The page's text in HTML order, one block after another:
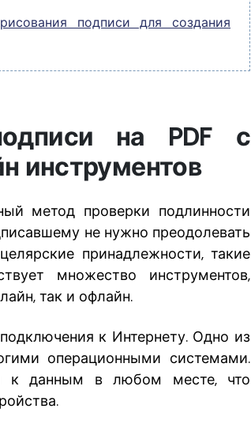
подписи для создания
на PDF с
инструментов
метод проверки подлинности
не нужно преодолевать
принадлежности, такие
множество инструментов,
так и офлайн.
к Интернету. Одно из
операционными системами.
к данным в любом месте, что